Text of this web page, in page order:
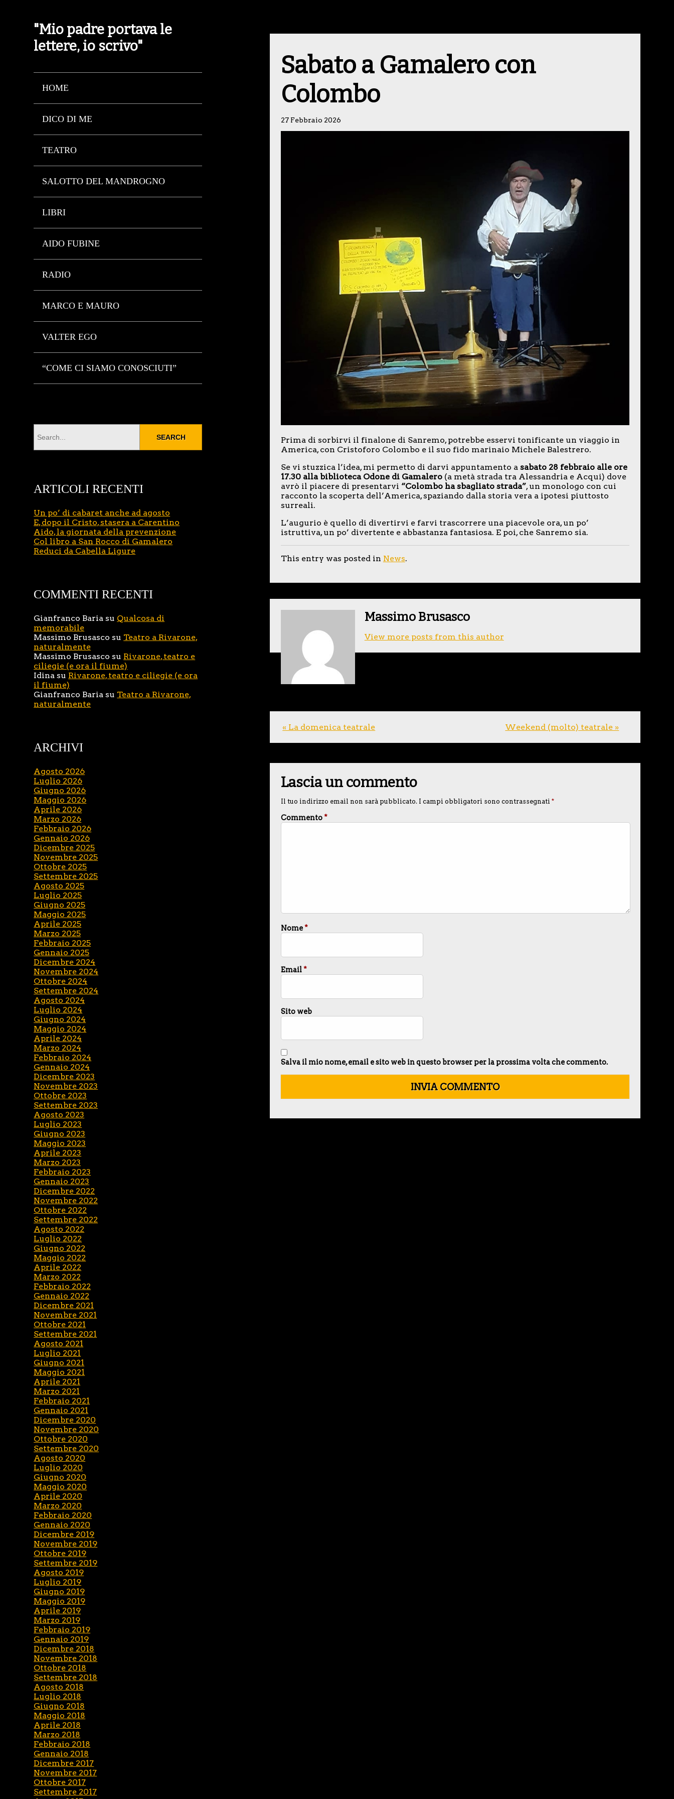
"Mio padre portava le
lettere, io scrivo"
HOME
DICO DI ME
TEATRO
SALOTTO DEL MANDROGNO
LIBRI
AIDO FUBINE
RADIO
MARCO E MAURO
VALTER EGO
“COME CI SIAMO CONOSCIUTI”
Sabato a Gamalero con
Colombo
27 Febbraio 2026
Prima di sorbirvi il finalone di Sanremo, potrebbe esservi tonificante un viaggio in
America, con Cristoforo Colombo e il suo fido marinaio Michele Balestrero.
Se vi stuzzica l’idea, mi permetto di darvi appuntamento a sabato 28 febbraio alle ore
17.30 alla biblioteca Odone di Gamalero(a metà strada tra Alessandria e Acqui) dove
avrò il piacere di presentarvi “Colombo ha sbagliato strada”, un monologo con cui
racconto la scoperta dell’America, spaziando dalla storia vera a ipotesi piuttosto
surreali.
L’augurio è quello di divertirvi e farvi trascorrere una piacevole ora, un po’
istruttiva, un po’ divertente e abbastanza fantasiosa. E poi, che Sanremo sia.
This entry was posted in News.
Massimo Brusasco
View more posts from this author
« La domenica teatrale Weekend (molto) teatrale »
Lascia un commento
Il tuo indirizzo email non sarà pubblicato. I campi obbligatori sono contrassegnati *
Commento*
Nome*
Email*
Sito web
Salva il mio nome, email e sito web in questo browser per la prossima volta che commento.
ARTICOLI RECENTI
Un po’ di cabaret anche ad agosto
E, dopo il Cristo, stasera a Carentino
Aido, la giornata della prevenzione
Col libro a San Rocco di Gamalero
Reduci da Cabella Ligure
COMMENTI RECENTI
Gianfranco Baria su Qualcosa di
memorabile
Massimo Brusasco su Teatro a Rivarone,
naturalmente
Massimo Brusasco su Rivarone, teatro e
ciliegie (e ora il fiume)
Idina su Rivarone, teatro e ciliegie (e ora
il fiume)
Gianfranco Baria su Teatro a Rivarone,
naturalmente
ARCHIVI
Agosto 2026
Luglio 2026
Giugno 2026
Maggio 2026
Aprile 2026
Marzo 2026
Febbraio 2026
Gennaio 2026
Dicembre 2025
Novembre 2025
Ottobre 2025
Settembre 2025
Agosto 2025
Luglio 2025
Giugno 2025
Maggio 2025
Aprile 2025
Marzo 2025
Febbraio 2025
Gennaio 2025
Dicembre 2024
Novembre 2024
Ottobre 2024
Settembre 2024
Agosto 2024
Luglio 2024
Giugno 2024
Maggio 2024
Aprile 2024
Marzo 2024
Febbraio 2024
Gennaio 2024
Dicembre 2023
Novembre 2023
Ottobre 2023
Settembre 2023
Agosto 2023
Luglio 2023
Giugno 2023
Maggio 2023
Aprile 2023
Marzo 2023
Febbraio 2023
Gennaio 2023
Dicembre 2022
Novembre 2022
Ottobre 2022
Settembre 2022
Agosto 2022
Luglio 2022
Giugno 2022
Maggio 2022
Aprile 2022
Marzo 2022
Febbraio 2022
Gennaio 2022
Dicembre 2021
Novembre 2021
Ottobre 2021
Settembre 2021
Agosto 2021
Luglio 2021
Giugno 2021
Maggio 2021
Aprile 2021
Marzo 2021
Febbraio 2021
Gennaio 2021
Dicembre 2020
Novembre 2020
Ottobre 2020
Settembre 2020
Agosto 2020
Luglio 2020
Giugno 2020
Maggio 2020
Aprile 2020
Marzo 2020
Febbraio 2020
Gennaio 2020
Dicembre 2019
Novembre 2019
Ottobre 2019
Settembre 2019
Agosto 2019
Luglio 2019
Giugno 2019
Maggio 2019
Aprile 2019
Marzo 2019
Febbraio 2019
Gennaio 2019
Dicembre 2018
Novembre 2018
Ottobre 2018
Settembre 2018
Agosto 2018
Luglio 2018
Giugno 2018
Maggio 2018
Aprile 2018
Marzo 2018
Febbraio 2018
Gennaio 2018
Dicembre 2017
Novembre 2017
Ottobre 2017
Settembre 2017